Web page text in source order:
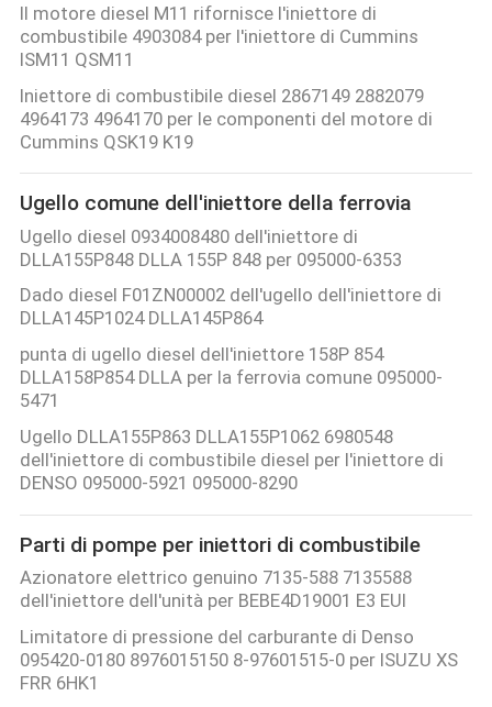
Il motore diesel M11 rifornisce l'iniettore di
combustibile 4903084 per l'iniettore di Cummins
ISM11 QSM11
Iniettore di combustibile diesel 2867149 2882079
4964173 4964170 per le componenti del motore di
Cummins QSK19 K19
Ugello comune dell'iniettore della ferrovia
Ugello diesel 0934008480 dell'iniettore di
DLLA155P848 DLLA 155P 848 per 095000-6353
Dado diesel F01ZN00002 dell'ugello dell'iniettore di
DLLA145P1024 DLLA145P864
punta di ugello diesel dell'iniettore 158P 854
DLLA158P854 DLLA per la ferrovia comune 095000-
5471
Ugello DLLA155P863 DLLA155P1062 6980548
dell'iniettore di combustibile diesel per l'iniettore di
DENSO 095000-5921 095000-8290
Parti di pompe per iniettori di combustibile
Azionatore elettrico genuino 7135-588 7135588
dell'iniettore dell'unità per BEBE4D19001 E3 EUI
Limitatore di pressione del carburante di Denso
095420-0180 8976015150 8-97601515-0 per ISUZU XS
FRR 6HK1